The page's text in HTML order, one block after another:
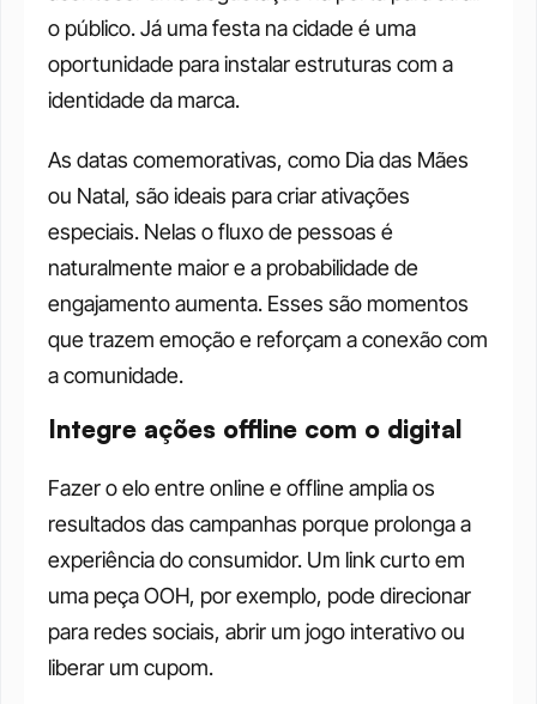
o público. Já uma festa na cidade é uma
oportunidade para instalar estruturas com a
identidade da marca.
As datas comemorativas, como Dia das Mães
ou Natal, são ideais para criar ativações
especiais. Nelas o fluxo de pessoas é
naturalmente maior e a probabilidade de
engajamento aumenta. Esses são momentos
que trazem emoção e reforçam a conexão com
a comunidade.
Integre ações offline com o digital
Fazer o elo entre online e offline amplia os
resultados das campanhas porque prolonga a
experiência do consumidor. Um link curto em
uma peça OOH, por exemplo, pode direcionar
para redes sociais, abrir um jogo interativo ou
liberar um cupom.